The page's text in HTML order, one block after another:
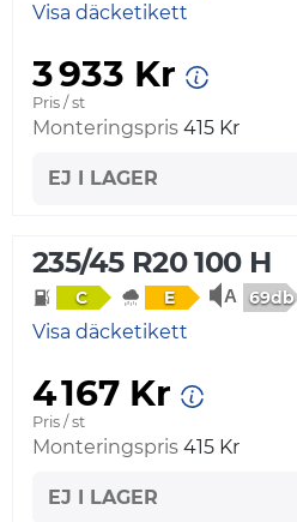
Visa däcketikett
3 933 Kr
Pris / st
Monteringspris 415 Kr
EJ I LAGER
235/45 R20 100 H
C E 69db
Visa däcketikett
4 167 Kr
Pris / st
Monteringspris 415 Kr
EJ I LAGER